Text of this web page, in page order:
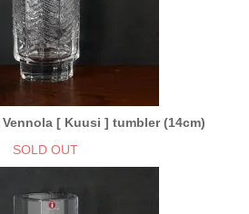
[ Kuusi ] tumbler (14cm)
SOLD OUT